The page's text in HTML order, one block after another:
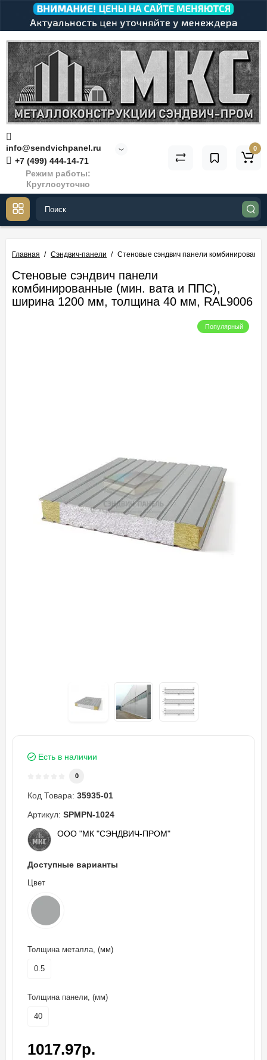
info@sendvichpanel.ru
+7 (499) 444-14-71
Режим работы:
Круглосуточно
0
Главная Сэндвич-панели Стеновые сэндвич панели
Стеновые сэндвич панели
комбинированные (мин. вата и ППС),
ширина 1200 мм, толщина 40 мм, RAL9006
Популярный
Есть в наличии
0
Код Товара: 35935-01
Артикул: SPMPN-1024
ООО "МК "СЭНДВИЧ-ПРОМ"
Доступные варианты
Цвет
Толщина металла, (мм)
0.5
Толщина панели, (мм)
40
1017.97р.